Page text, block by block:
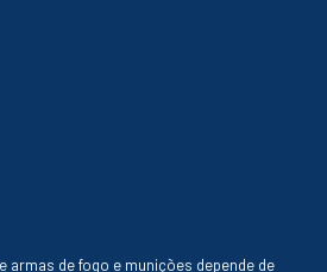
armas de fogo e munições depende de